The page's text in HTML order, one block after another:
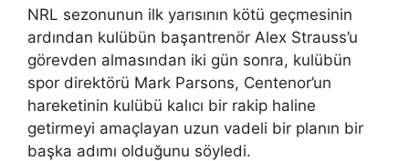
NRL sezonunun ilk yarısının kötü geçmesinin
ardından kulübün başantrenör Alex Strauss’u
görevden almasından iki gün sonra, kulübün
spor direktörü Mark Parsons, Centenor’un
hareketinin kulübü kalıcı bir rakip haline
getirmeyi amaçlayan uzun vadeli bir planın bir
başka adımı olduğunu söyledi.